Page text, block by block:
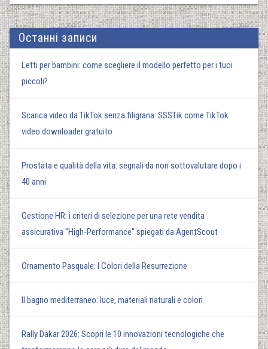
Останні записи
Letti per bambini: come scegliere il modello perfetto per i tuoi
piccoli?
Scarica video da TikTok senza filigrana: SSSTik come TikTok
video downloader gratuito
Prostata e qualità della vita: segnali da non sottovalutare dopo i
40 anni
Gestione HR: i criteri di selezione per una rete vendita
assicurativa "High-Performance" spiegati da AgentScout
Ornamento Pasquale: I Colori della Resurrezione
Il bagno mediterraneo: luce, materiali naturali e colori
Rally Dakar 2026: Scopri le 10 innovazioni tecnologiche che